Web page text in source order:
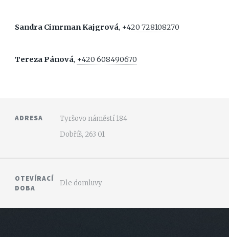
Sandra Cimrman Kajgrová, +420 728108270
Tereza Pánová, +420 608490670
ADRESA
Tyršovo náměstí 184
Dobříš, 263 01
OTEVÍRACÍ
DOBA
Dle domluvy